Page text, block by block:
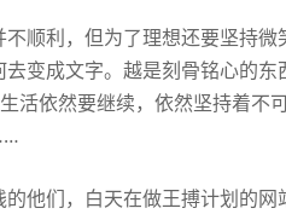
顺利，但为了理想还要坚持
变成文字。越是刻骨铭心的
活依然要继续，依然坚持着不
他们，白天在做王搏计划的